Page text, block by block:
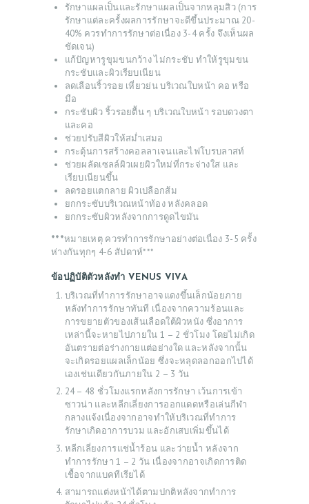
รักษาแผลเป็นและรักษาแผลเป็นจากหลุมสิว (การ
รักษาแต่ละครั้งผลการรักษาจะดีขึ้นประมาณ 20-
40% ควรทำการรักษาต่อเนื่อง 3-4 ครั้ง จึงเห็นผล
ชัดเจน)
แก้ปัญหารูขุมขนกว้าง ไม่กระชับ ทำให้รูขุมขน
กระชับและผิวเรียบเนียน
ลดเลือนริ้วรอย เหี่ยวย่น บริเวณใบหน้า คอ หรือ
มือ
กระชับผิว ริ้วรอยตื้น ๆ บริเวณใบหน้า รอบดวงตา
และคอ
ช่วยปรับสีผิวให้สม่ำเสมอ
กระตุ้นการสร้างคอลลาเจนและไฟโบรบลาสท์
ช่วยผลัดเซลล์ผิวเผยผิวใหม่ที่กระจ่างใส และ
เรียบเนียนขึ้น
ลดรอยแตกลาย ผิวเปลือกส้ม
ยกกระซับบริเวณหน้าท้อง หลังคลอด
ยกกระซับผิวหลังจากการดูดไขมัน
***หมายเหตุ ควรทำการรักษาอย่างต่อเนื่อง 3-5 ครั้ง
ห่างกันทุกๆ 4-6 สัปดาห์***
ข้อปฏิบัติตัวหลังทำ VENUS VIVA
บริเวณที่ทำการรักษาอาจแดงขึ้นเล็กน้อยภาย
หลังทำการรักษาทันที เนื่องจากความร้อนและ
การขยายตัวของเส้นเลือดใต้ผิวหนัง ซึ่งอาการ
เหล่านี้จะหายไปภายใน 1 – 2 ชั่วโมง โดยไม่เกิด
อันตรายต่อร่างกายแต่อย่างใด และหลังจากนั้น
จะเกิดรอยแผลเล็กน้อย ซึ่งจะหลุดลอกออกไปได้
เองเช่นเดียวกันภายใน 2 – 3 วัน
24 – 48 ชั่วโมงแรกหลังการรักษา เว้นการเข้า
ซาวน่า และหลีกเลี่ยงการออกแดดหรือเล่นกีฬา
กลางแจ้งเนื่องจากอาจทำให้บริเวณที่ทำการ
รักษาเกิดอาการบวม และอักเสบเพิ่มขึ้นได้
หลีกเลี่ยงการแช่น้ำร้อน และว่ายน้ำ หลังจาก
ทำการรักษา 1 – 2 วัน เนื่องจากอาจเกิดการติด
เชื้อจากแบคทีเรียได้
สามารถแต่งหน้าได้ตามปกติหลังจากทำการ